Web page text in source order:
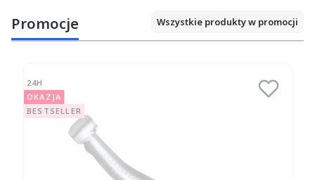
Promocje Wszystkie produkty w promocji
24H
OKAZJA
BESTSELLER